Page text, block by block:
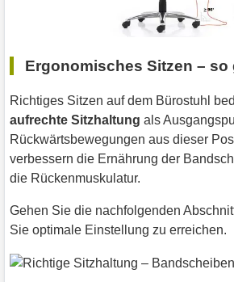
Ergonomisches Sitzen –
Richtiges Sitzen auf dem Bürostuhl
aufrechte Sitzhaltung als
Rückwärtsbewegungen aus dieser
verbessern die Ernährung der
die Rückenmuskulatur.
Gehen Sie die nachfolgenden
Sie optimale Einstellung zu erreichen.